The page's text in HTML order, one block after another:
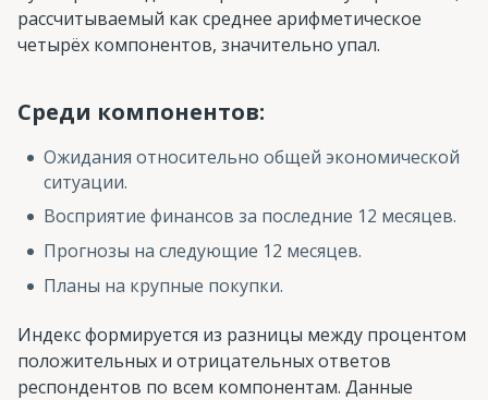
рассчитываемый как среднее арифметическое
четырёх компонентов, значительно упал.
Среди компонентов:
Ожидания относительно общей экономической
ситуации.
Восприятие финансов за последние 12 месяцев.
Прогнозы на следующие 12 месяцев.
Планы на крупные покупки.
Индекс формируется из разницы между процентом
положительных и отрицательных ответов
респондентов по всем компонентам. Данные